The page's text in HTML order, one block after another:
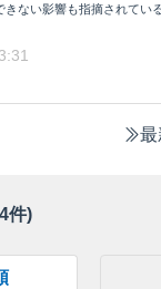
ない影響も指摘されている
最
4件)